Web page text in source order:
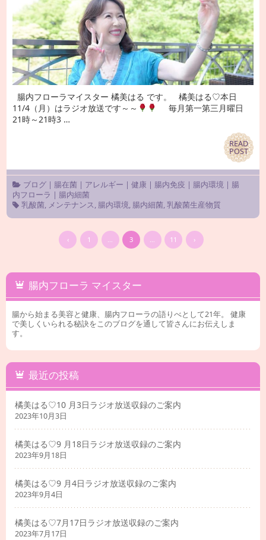
腸内フローラマイスター 橘美はる です。 橘美はる♡本日
11/4（月）はラジオ放送です～～
毎月第一第三月曜日
21時～21時3 …
READ
POST
READ
POST
ブログ| 腸在菌| アレルギー | 健康 | 腸内免疫 | 腸内環境| 腸
内フローラ | 腸内細菌
乳酸菌, メンテナンス, 腸内環境, 腸内細菌,乳酸菌生産物質
‹ 1 3 11 ›
腸内フローラ マイスター
腸から始まる美容と健康、腸内フローラの語りべとして21年。 健康
で美しくいられる秘訣をこのブログを通して皆さんにお伝えしま
す。
最近の投稿
橘美はる♡10 月3日ラジオ放送収録のご案内
2023年10月3日
橘美はる♡9 月18日ラジオ放送収録のご案内
2023年9月18日
橘美はる♡9 月4日ラジオ放送収録のご案内
2023年9月4日
橘美はる♡7月17日ラジオ放送収録のご案内
2023年7月17日